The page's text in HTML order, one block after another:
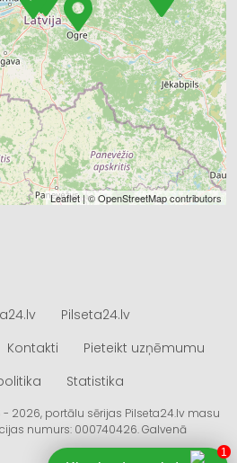
Leaflet | ©OpenStreetMapcontributors
Pilseta24.lv
Kontakti
Pieteikt uzņēmumu
Statistika
- 2026, portālu sērijas Pilseta24.lv masu
numurs: 000740426. Galvenā
1